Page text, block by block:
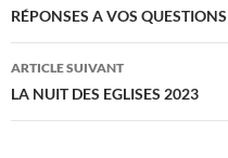
des
articles
RÉPONSES A VOS QUESTIONS
ARTICLE SUIVANT
LA NUIT DES EGLISES 2023